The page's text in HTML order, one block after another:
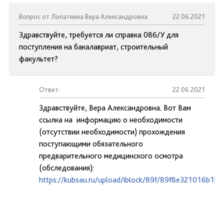
Вопрос от Лопаткина Вера Александровна 22.06.2021
Здравствуйте, требуется ли справка 086/У для
поступления на бакалавриат, строительный
факультет?
Ответ: 22.06.2021
Здравствуйте, Вера Александровна. Вот Вам
ссылка на информацию о необходимости
(отсутствии необходимости) прохождения
поступающими обязательного
предварительного медицинского осмотра
(обследования):
https://kubsau.ru/upload/iblock/89f/